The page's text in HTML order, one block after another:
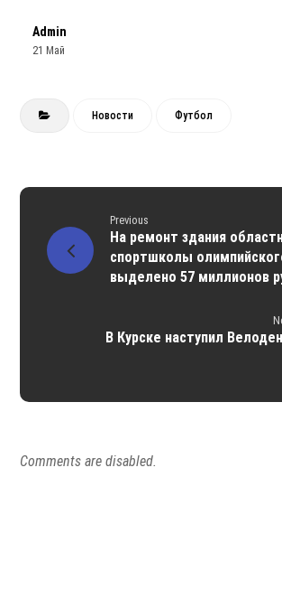
Admin
21 Май
Новости Футбол
Previous
На ремонт здания
спортшколы
выделено 57 миллионов
В Курске наступил
Comments are disabled.